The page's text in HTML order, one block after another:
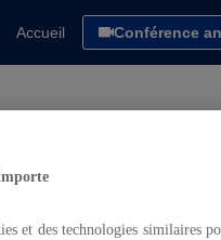
Accueil Conférence
et des technologies similaires